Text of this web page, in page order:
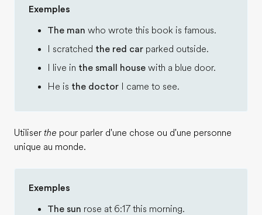
Exemples
The man who wrote this book is famous.
I scratched the red car parked outside.
I live in the small house with a blue door.
He is the doctor I came to see.
Utiliser the pour parler d'une chose ou d'une personne
unique au monde.
Exemples
The sun rose at 6:17 this morning.